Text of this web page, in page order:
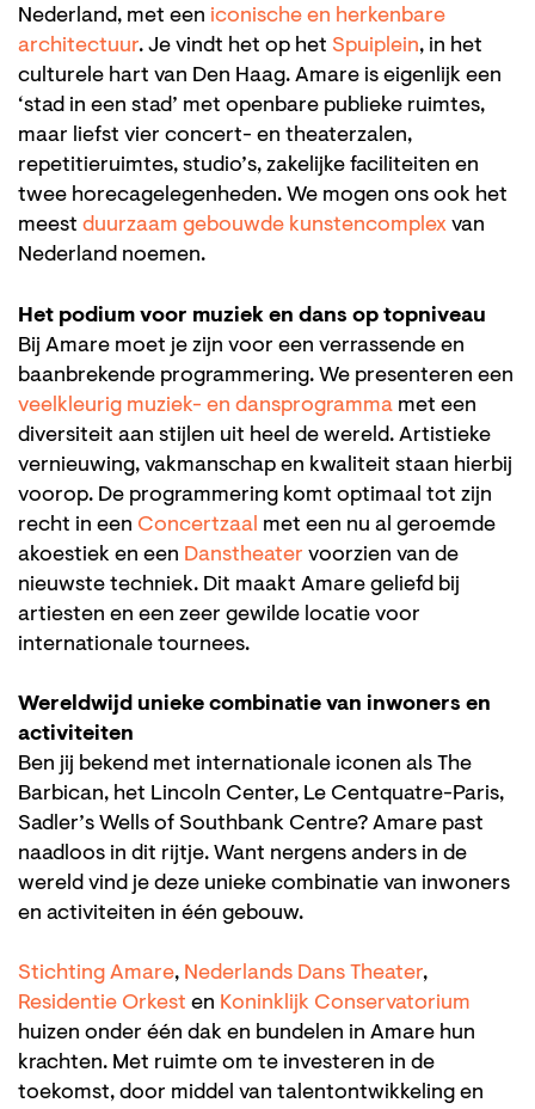
Nederland, met een iconische en herkenbare
architectuur. Je vindt het op het Spuiplein, in het
culturele hart van Den Haag. Amare is eigenlijk een
‘stad in een stad’ met openbare publieke ruimtes,
maar liefst vier concert- en theaterzalen,
repetitieruimtes, studio’s, zakelijke faciliteiten en
twee horecagelegenheden. We mogen ons ook het
meest duurzaam gebouwde kunstencomplex van
Nederland noemen.
Het podium voor muziek en dans op topniveau
Bij Amare moet je zijn voor een verrassende en
baanbrekende programmering. We presenteren een
veelkleurig muziek- en dansprogramma met een
diversiteit aan stijlen uit heel de wereld. Artistieke
vernieuwing, vakmanschap en kwaliteit staan hierbij
voorop. De programmering komt optimaal tot zijn
recht in een Concertzaal met een nu al geroemde
akoestiek en een Danstheater voorzien van de
nieuwste techniek. Dit maakt Amare geliefd bij
artiesten en een zeer gewilde locatie voor
internationale tournees.
Wereldwijd unieke combinatie van inwoners en
activiteiten
Ben jij bekend met internationale iconen als The
Barbican, het Lincoln Center, Le Centquatre-Paris,
Sadler’s Wells of Southbank Centre? Amare past
naadloos in dit rijtje. Want nergens anders in de
wereld vind je deze unieke combinatie van inwoners
en activiteiten in één gebouw.
Stichting Amare, Nederlands Dans Theater,
Residentie Orkest en Koninklijk Conservatorium
huizen onder één dak en bundelen in Amare hun
krachten. Met ruimte om te investeren in de
toekomst, door middel van talentontwikkeling en